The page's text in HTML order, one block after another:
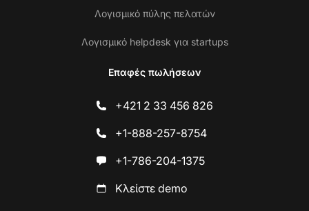
Λογισμικό πύλης πελατών
Λογισμικό helpdesk για startups
Επαφές πωλήσεων
+421 2 33 456 826
+1-888-257-8754
+1-786-204-1375
Κλείστε demo